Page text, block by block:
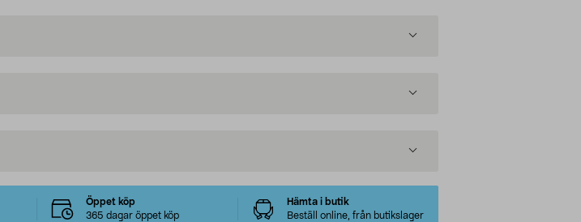
Öppet köp
365 dagar öppet köp
Hämta i butik
Beställ online, från butikslager